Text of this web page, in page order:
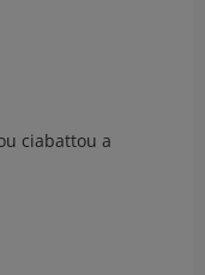
ciabattou a